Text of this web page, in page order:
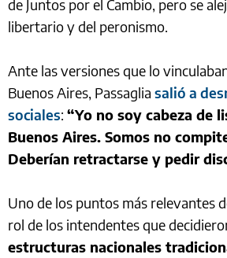
de Juntos por el Cambio, pero se
libertario y del peronismo.
Ante las versiones que lo
Buenos Aires, Passaglia salió a
sociales: “Yo no soy cabeza de
Buenos Aires. Somos no
Deberían retractarse y pedir
Uno de los puntos más relevantes
rol de los intendentes que
estructuras nacionales